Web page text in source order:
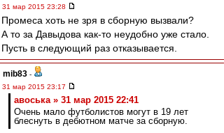
31 мар 2015 23:28
Промеса хоть не зря в сборную вызвали?
А то за Давыдова как-то неудобно уже стало.
Пусть в следующий раз отказывается.
mib83 -
31 мар 2015 23:17
авоська » 31 мар 2015 22:41
Очень мало футболистов могут в 19 лет
блеснуть в дебютном матче за сборную.